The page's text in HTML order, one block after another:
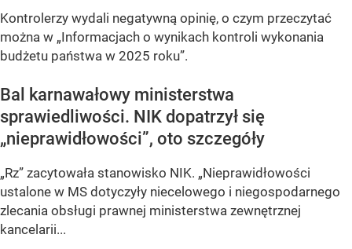
Kontrolerzy wydali negatywną opinię, o czym przeczytać
można w „Informacjach o wynikach kontroli wykonania
budżetu państwa w 2025 roku”.
Bal karnawałowy ministerstwa
sprawiedliwości. NIK dopatrzył się
„nieprawidłowości”, oto szczegóły
„Rz” zacytowała stanowisko NIK. „Nieprawidłowości
ustalone w MS dotyczyły niecelowego i niegospodarnego
zlecania obsługi prawnej ministerstwa zewnętrznej
kancelarii...